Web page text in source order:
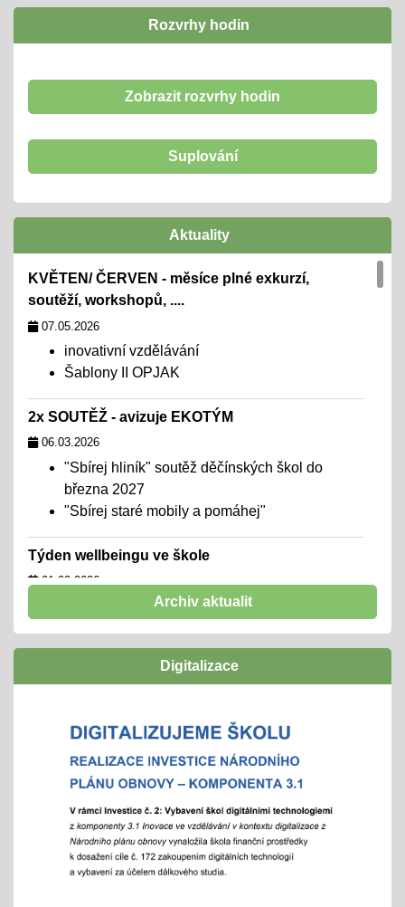
Rozvrhy hodin
Zobrazit rozvrhy hodin
Suplování
Aktuality
KVĚTEN/ ČERVEN - měsíce plné exkurzí,
soutěží, workshopů, ....
07.05.2026
inovativní vzdělávání
Šablony II OPJAK
2x SOUTĚŽ - avizuje EKOTÝM
06.03.2026
"Sbírej hliník" soutěž děčínských škol do
března 2027
"Sbírej staré mobily a pomáhej"
Týden wellbeingu ve škole
01.02.2026
chceme školu, kde se všichni cítí dobře,
naplno rozvinout svůj potenciál
01.02.2026
městská, okresní a vyšší kola
"držíme palce"
Zápisy online pro školní rok 2026/2027
15.01.2026
- letošní zápis do ZŠ pro 1. ročník školního roku
Archiv aktualit
Digitalizace